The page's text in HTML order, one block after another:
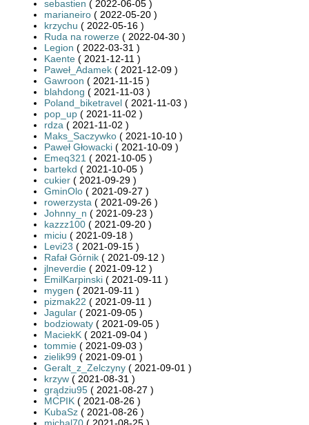
sebastien ( 2022-06-05 )
marianeiro ( 2022-05-20 )
krzychu ( 2022-05-16 )
Ruda na rowerze ( 2022-04-30 )
Legion ( 2022-03-31 )
Kaente ( 2021-12-11 )
Paweł_Adamek ( 2021-12-09 )
Gawroon ( 2021-11-15 )
blahdong ( 2021-11-03 )
Poland_biketravel ( 2021-11-03 )
pop_up ( 2021-11-02 )
rdza ( 2021-11-02 )
Maks_Saczywko ( 2021-10-10 )
Paweł Głowacki ( 2021-10-09 )
Emeq321 ( 2021-10-05 )
bartekd ( 2021-10-05 )
cukier ( 2021-09-29 )
GminOlo ( 2021-09-27 )
rowerzysta ( 2021-09-26 )
Johnny_n ( 2021-09-23 )
kazzz100 ( 2021-09-20 )
miciu ( 2021-09-18 )
Levi23 ( 2021-09-15 )
Rafał Górnik ( 2021-09-12 )
jlneverdie ( 2021-09-12 )
EmilKarpinski ( 2021-09-11 )
mygen ( 2021-09-11 )
pizmak22 ( 2021-09-11 )
Jagular ( 2021-09-05 )
bodziowaty ( 2021-09-05 )
MaciekK ( 2021-09-04 )
tommie ( 2021-09-03 )
zielik99 ( 2021-09-01 )
Geralt_z_Zelczyny ( 2021-09-01 )
krzyw ( 2021-08-31 )
grądziu95 ( 2021-08-27 )
MCPIK ( 2021-08-26 )
KubaSz ( 2021-08-26 )
michal70 ( 2021-08-25 )